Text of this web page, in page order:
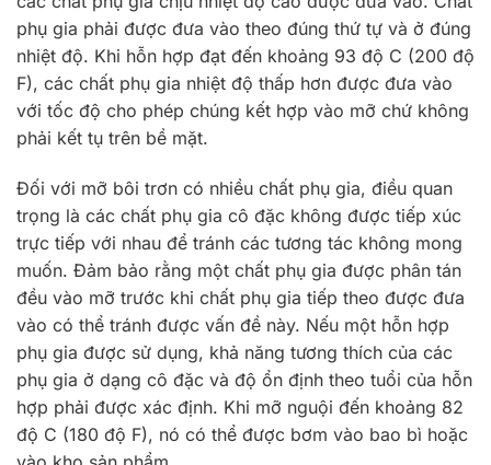
phụ gia phải được đưa vào theo đúng thứ tự và ở đúng
nhiệt độ. Khi hỗn hợp đạt đến khoảng 93 độ C (200 độ
F), các chất phụ gia nhiệt độ thấp hơn được đưa vào
với tốc độ cho phép chúng kết hợp vào mỡ chứ không
phải kết tụ trên bề mặt.
Đối với mỡ bôi trơn có nhiều chất phụ gia, điều quan
trọng là các chất phụ gia cô đặc không được tiếp xúc
trực tiếp với nhau để tránh các tương tác không mong
muốn. Đảm bảo rằng một chất phụ gia được phân tán
đều vào mỡ trước khi chất phụ gia tiếp theo được đưa
vào có thể tránh được vấn đề này. Nếu một hỗn hợp
phụ gia được sử dụng, khả năng tương thích của các
phụ gia ở dạng cô đặc và độ ổn định theo tuổi của hỗn
hợp phải được xác định. Khi mỡ nguội đến khoảng 82
độ C (180 độ F), nó có thể được bơm vào bao bì hoặc